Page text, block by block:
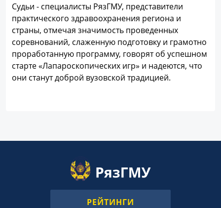
Судьи - специалисты РязГМУ, представители
практического здравоохранения региона и
страны, отмечая значимость проведенных
соревнований, слаженную подготовку и грамотно
проработанную программу, говорят об успешном
старте «Лапароскопических игр» и надеются, что
они станут доброй вузовской традицией.
РЕЙТИНГИ